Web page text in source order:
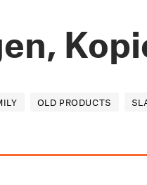
OLD PRODUCTS